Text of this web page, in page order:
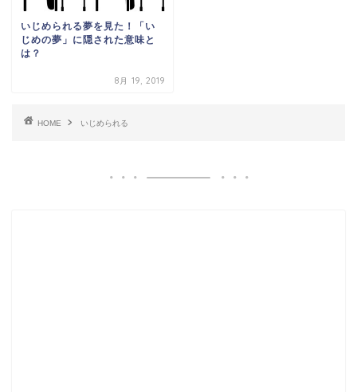
いじめられる夢を見た！「い
じめの夢」に隠された意味と
は？
8月 19, 2019
HOME いじめられる